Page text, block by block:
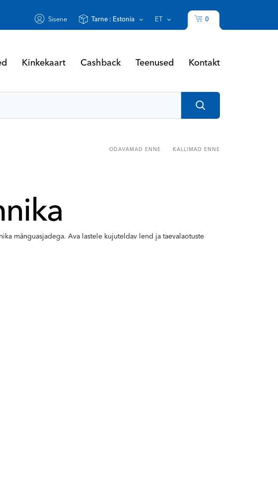
Sisene Tarne : Estonia ET 0
Kinkekaart Cashback Teenused Kontakt
ODAVAMAD ENNE KALLIMAD ENNE
mänguasjadega. Ava lastele kujuteldav lend ja taevalaotuste